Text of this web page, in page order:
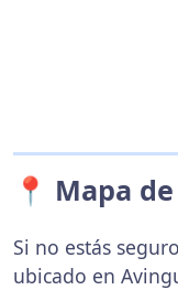
📍 Mapa
Si no estás
ubicado en